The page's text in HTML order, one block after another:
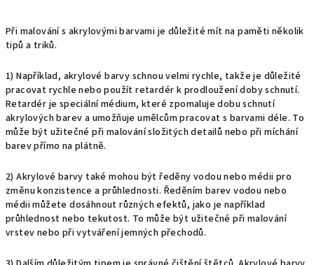
Při malování s akrylovými barvami je důležité mít na paměti několik
tipů a triků.
1) Například, akrylové barvy schnou velmi rychle, takže je důležité
pracovat rychle nebo použít retardér k prodloužení doby schnutí.
Retardér je speciální médium, které zpomaluje dobu schnutí
akrylových barev a umožňuje umělcům pracovat s barvami déle. To
může být užitečné při malování složitých detailů nebo při míchání
barev přímo na plátně.
2) Akrylové barvy také mohou být ředěny vodou nebo médii pro
změnu konzistence a průhlednosti. Ředěním barev vodou nebo
médii můžete dosáhnout různých efektů, jako je například
průhlednost nebo tekutost. To může být užitečné při malování
vrstev nebo při vytváření jemných přechodů.